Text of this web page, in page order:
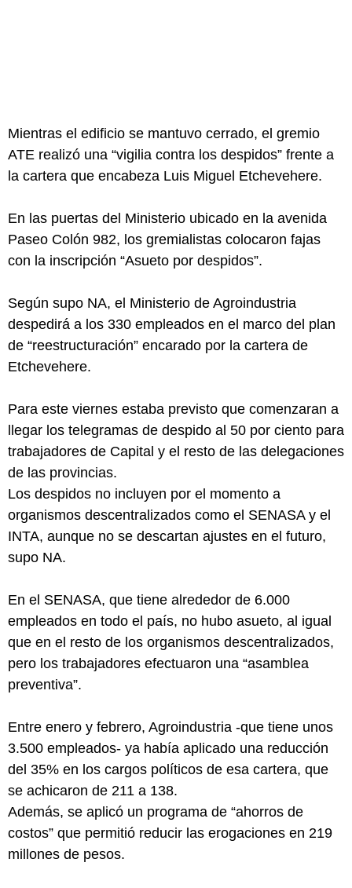
Mientras el edificio se mantuvo cerrado, el gremio
ATE realizó una “vigilia contra los despidos” frente a
la cartera que encabeza Luis Miguel Etchevehere.
En las puertas del Ministerio ubicado en la avenida
Paseo Colón 982, los gremialistas colocaron fajas
con la inscripción “Asueto por despidos”.
Según supo NA, el Ministerio de Agroindustria
despedirá a los 330 empleados en el marco del plan
de “reestructuración” encarado por la cartera de
Etchevehere.
Para este viernes estaba previsto que comenzaran a
llegar los telegramas de despido al 50 por ciento para
trabajadores de Capital y el resto de las delegaciones
de las provincias.
Los despidos no incluyen por el momento a
organismos descentralizados como el SENASA y el
INTA, aunque no se descartan ajustes en el futuro,
supo NA.
En el SENASA, que tiene alrededor de 6.000
empleados en todo el país, no hubo asueto, al igual
que en el resto de los organismos descentralizados,
pero los trabajadores efectuaron una “asamblea
preventiva”.
Entre enero y febrero, Agroindustria -que tiene unos
3.500 empleados- ya había aplicado una reducción
del 35% en los cargos políticos de esa cartera, que
se achicaron de 211 a 138.
Además, se aplicó un programa de “ahorros de
costos” que permitió reducir las erogaciones en 219
millones de pesos.